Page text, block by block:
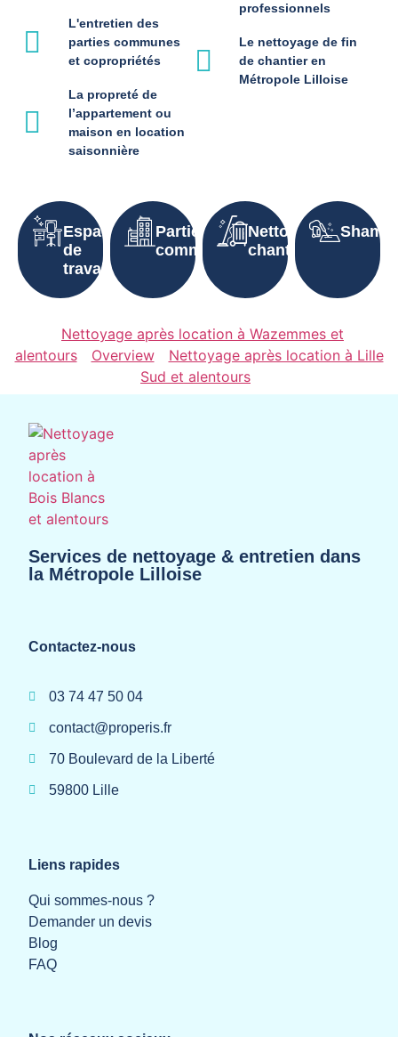
L'entretien des
parties communes
et copropriétés
La propreté de
l’appartement ou
maison en location
saisonnière
professionnels
Le nettoyage de fin
de chantier en
Métropole Lilloise
Espaces
de
travail
Parties
communes
Nettoyage
chantier
Nettoyage après location à Wazemmes et
alentours
Overview
Nettoyage après location à Lille
Sud et alentours
Services de nettoyage & entretien dans
la Métropole Lilloise
Contactez-nous
03 74 47 50 04
contact@properis.fr
70 Boulevard de la Liberté
59800 Lille
Liens rapides
Qui sommes-nous ?
Demander un devis
Blog
FAQ